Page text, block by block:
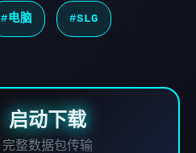
#电脑 #SLG
启动下载
完整数据包传输